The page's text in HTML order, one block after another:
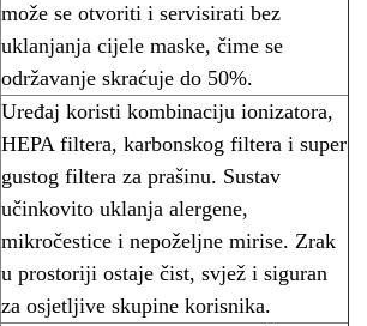
može se otvoriti i servisirati bez
uklanjanja cijele maske, čime se
održavanje skraćuje do 50%.
Uređaj koristi kombinaciju ionizatora,
HEPA filtera, karbonskog filtera i super
gustog filtera za prašinu. Sustav
učinkovito uklanja alergene,
mikročestice i nepoželjne mirise. Zrak
u prostoriji ostaje čist, svjež i siguran
za osjetljive skupine korisnika.